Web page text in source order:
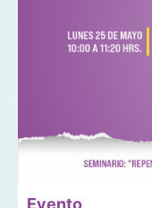
Evento